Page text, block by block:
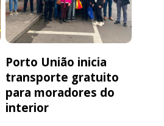
Porto União inicia
transporte gratuito
para moradores do
interior